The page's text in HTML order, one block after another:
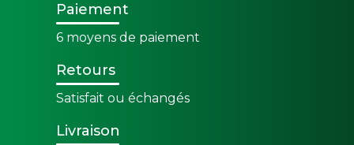
Paiement
6 moyens de paiement
Retours
Satisfait ou échangés
Livraison